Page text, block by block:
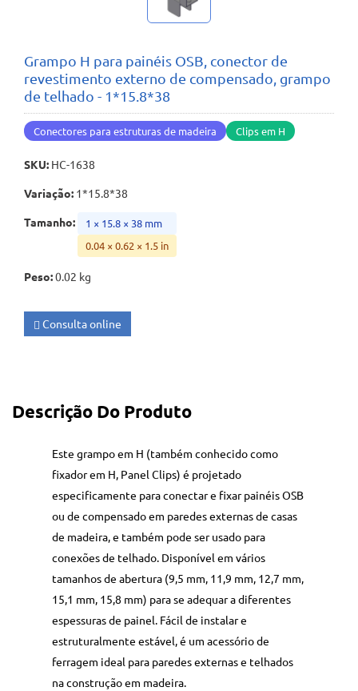
Grampo H para painéis OSB, conector de
revestimento externo de compensado, grampo
de telhado - 1*15.8*38
Conectores para estruturas de madeira Clips em H
SKU: HC-1638
Variação: 1*15.8*38
Tamanho:
1 × 15.8 × 38 mm
0.04 × 0.62 × 1.5 in
Peso:0.02 kg
Consulta online
Descrição Do Produto
Este grampo em H (também conhecido como
fixador em H, Panel Clips) é projetado
especificamente para conectar e fixar painéis OSB
ou de compensado em paredes externas de casas
de madeira, e também pode ser usado para
conexões de telhado. Disponível em vários
tamanhos de abertura (9,5 mm, 11,9 mm, 12,7 mm,
15,1 mm, 15,8 mm) para se adequar a diferentes
espessuras de painel. Fácil de instalar e
estruturalmente estável, é um acessório de
ferragem ideal para paredes externas e telhados
na construção em madeira.